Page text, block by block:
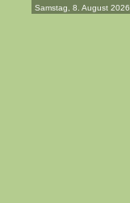
Samstag, 8. August 2026